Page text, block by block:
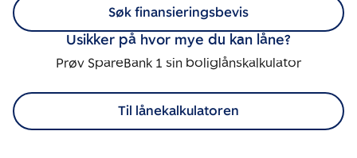
Søk finansieringsbevis
Usikker på hvor mye du kan låne?
Prøv SpareBank 1 sin boliglånskalkulator
Til lånekalkulatoren